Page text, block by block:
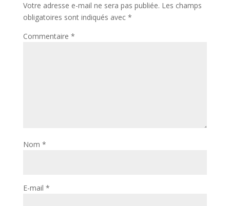
Votre adresse e-mail ne sera pas publiée. Les champs
obligatoires sont indiqués avec *
Commentaire *
Nom *
E-mail *